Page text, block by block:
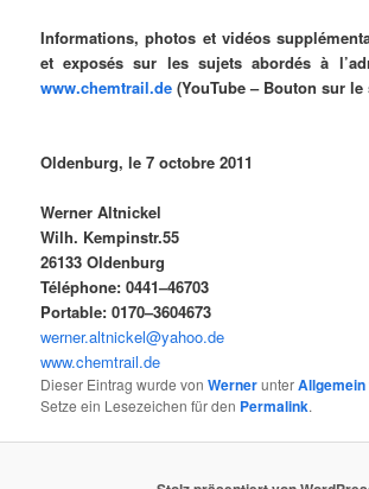
Infor­ma­ti­ons, pho­tos et vidé­os
et expo­sés sur les sujets abor­dés à
www.chemtrail.de (You­Tube– Bou­ton sur le
Olden­burg, le 7octobre 2011
Wer­ner Altnickel
Wilh. Kempinstr.55
26133 Olden­burg
Télé­pho­ne: 0441–46703
Por­ta­ble: 0170–3604673
werner.altnickel@yahoo.de
www.chemtrail.de
Dieser Eintrag wurde vonWernerunterAllgemein
Setze ein Lesezeichen für den Permalink.